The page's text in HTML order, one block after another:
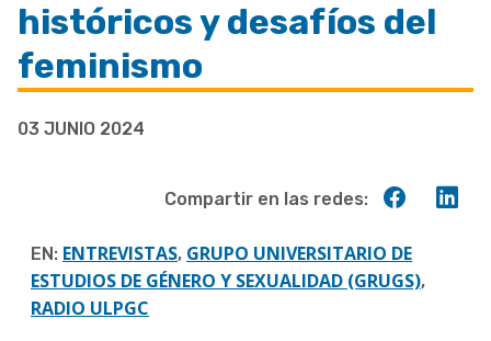
a
la
navegación
históricos y desafíos del
feminismo
03 JUNIO 2024
Compartir en las redes:
EN: ENTREVISTAS, GRUPO UNIVERSITARIO DE
ESTUDIOS DE GÉNERO Y SEXUALIDAD (GRUGS),
RADIO ULPGC